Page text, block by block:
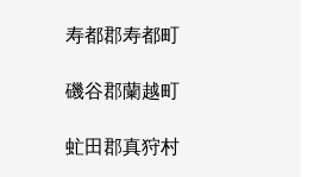
寿都郡寿都町
磯谷郡蘭越町
虻田郡真狩村